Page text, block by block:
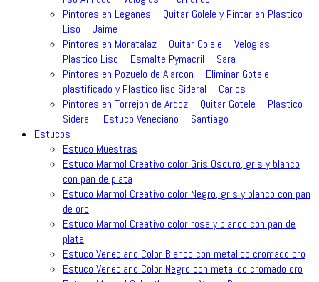
Pintores en Leganes – Quitar Golele y Pintar en Plastico
Liso – Jaime
Pintores en Moratalaz – Quitar Golele – Veloglas –
Plastico Liso – Esmalte Pymacril – Sara
Pintores en Pozuelo de Alarcon – Eliminar Gotele
plastificado y Plastico liso Sideral – Carlos
Pintores en Torrejon de Ardoz – Quitar Gotele – Plastico
Sideral – Estuco Veneciano – Santiago
Estucos
Estuco Muestras
Estuco Marmol Creativo color Gris Oscuro, gris y blanco
con pan de plata
Estuco Marmol Creativo color Negro, gris y blanco con pan
de oro
Estuco Marmol Creativo color rosa y blanco con pan de
plata
Estuco Veneciano Color Blanco con metalico cromado oro
Estuco Veneciano Color Negro con metalico cromado oro